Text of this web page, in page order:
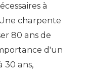
à
charpente
80 ans de
d'un
30 ans,